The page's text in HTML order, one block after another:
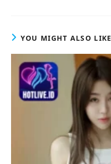
YOU MIGHT ALSO LIKE